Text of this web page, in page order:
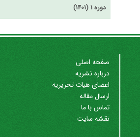
دوره 1 (1401)
صفحه اصلی
درباره نشریه
اعضای هیات تحریریه
ارسال مقاله
تماس با ما
نقشه سایت